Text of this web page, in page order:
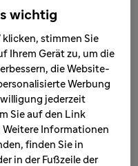
wie Biologika
dass diese
und
Der promovierte
der mikrobiellen
nutzt dort
digitale
Abläufe,
wichtig
klicken, stimmen Sie
Ihrem Gerät zu, um die
die Website-
Werbung
jederzeit
Sie auf den Link
Informationen
finden Sie in
in der Fußzeile der